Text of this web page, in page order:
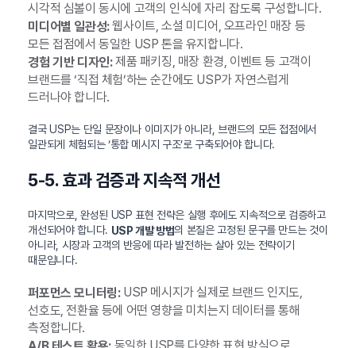
시각적 심볼이 동시에 고객의 인식에 자리 잡도록 구성합니다.
미디어별 일관성:웹사이트, 소셜 미디어, 오프라인 매장 등
모든 접점에서 동일한 USP 톤을 유지합니다.
경험 기반 디자인:제품 패키징, 매장 환경, 이벤트 등 고객이
브랜드를 ‘직접 체험’하는 순간에도 USP가 자연스럽게
드러나야 합니다.
결국 USP는 단일 문장이나 이미지가 아니라, 브랜드의 모든 접점에서
일관되게 체험되는 ‘통합 메시지 구조’로 구축되어야 합니다.
5-5. 효과 검증과 지속적 개선
마지막으로, 완성된 USP 표현 전략은 실행 후에도 지속적으로 검증하고
개선되어야 합니다. USP 개발 방법의 본질은 고정된 문구를 만드는 것이
아니라, 시장과 고객의 반응에 따라 발전하는 살아 있는 전략이기
때문입니다.
퍼포먼스 모니터링:USP 메시지가 실제로 브랜드 인지도,
선호도, 전환율 등에 어떤 영향을 미치는지 데이터를 통해
측정합니다.